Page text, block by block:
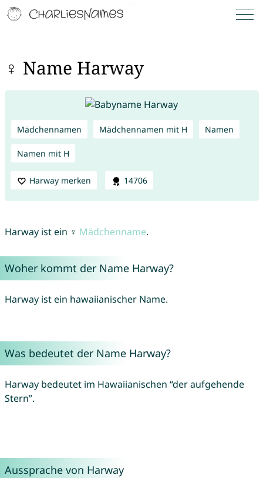
♀ Name Harway
Mädchennamen Mädchennamen mit H Namen
Namen mit H
Harway merken 14706
Harway ist ein ♀ Mädchenname.
Woher kommt der Name Harway?
Harway ist ein hawaiianischer Name.
Was bedeutet der Name Harway?
Harway bedeutet im Hawaiianischen “der aufgehende
Stern”.
Aussprache von Harway